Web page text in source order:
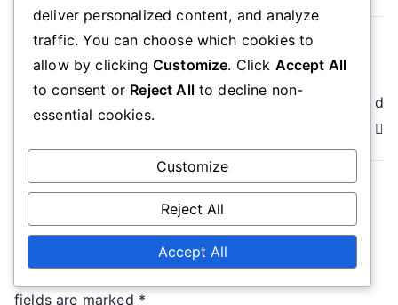
Post
navigation
Real Salt Lake: Estructura de gestión, Roles clave,
Divisiones operativas
Atlanta United FC: Modelo de propiedad, Jerarquía d
Leave a Reply
Your email address will not be published. Required
fields are marked *
deliver personalized content, and analyze
traffic. You can choose which cookies to
allow by clicking Customize. Click Accept All
to consent or Reject Allto decline non-
essential cookies.
Customize
Reject All
Accept All